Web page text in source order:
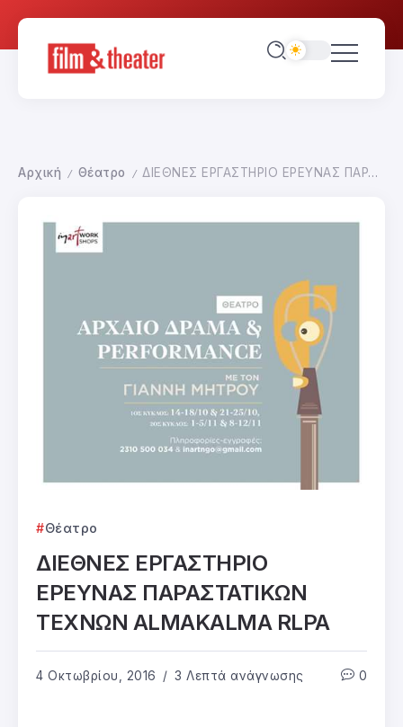
Αρχική / Θέατρο / ΔΙΕΘΝΕΣ ΕΡΓΑΣΤΗΡΙΟ ΕΡΕΥΝΑΣ ΠΑΡΑΣΤΑΤΙΚΩΝ ΤΕΧΝΩΝ ALMAKALMA RLPA
Θέατρο
ΔΙΕΘΝΕΣ ΕΡΓΑΣΤΗΡΙΟ
ΕΡΕΥΝΑΣ ΠΑΡΑΣΤΑΤΙΚΩΝ
ΤΕΧΝΩΝ ALMAKALMA RLPA
4 Οκτωβρίου, 2016 3 Λεπτά ανάγνωσης 0